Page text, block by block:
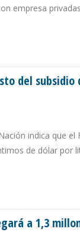
empresa
del
indica que
de dólar por
a 1,3